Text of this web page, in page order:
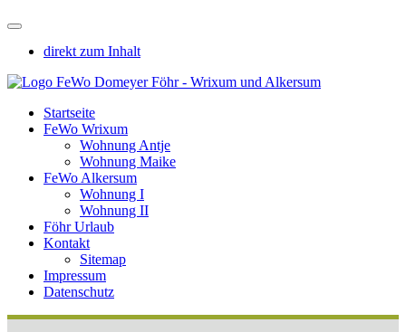
direkt zum Inhalt
Startseite
FeWo Wrixum
Wohnung Antje
Wohnung Maike
FeWo Alkersum
Wohnung I
Wohnung II
Föhr Urlaub
Kontakt
Sitemap
Impressum
Datenschutz